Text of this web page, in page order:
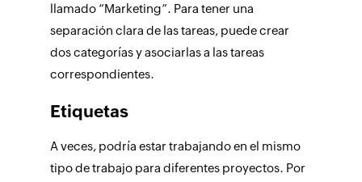
llamado “Marketing”. Para tener una
separación clara de las tareas, puede crear
dos categorías y asociarlas a las tareas
correspondientes.
Etiquetas
A veces, podría estar trabajando en el mismo
tipo de trabajo para diferentes proyectos. Por